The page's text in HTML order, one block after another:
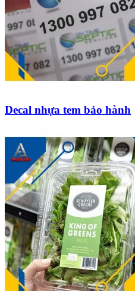
Decal nhựa tem bảo hành